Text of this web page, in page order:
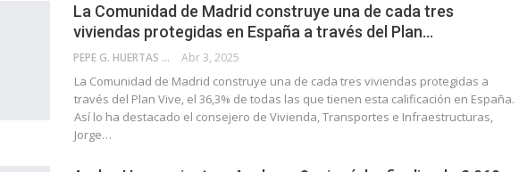
La Comunidad de Madrid construye una de cada tres
viviendas protegidas en España a través del Plan…
PEPE G. HUERTAS Abr 3, 2025
La Comunidad de Madrid construye una de cada tres viviendas protegidas a
través del Plan Vive, el 36,3% de todas las que tienen esta calificación en España.
Así lo ha destacado el consejero de Vivienda, Transportes e Infraestructuras,
Jorge…